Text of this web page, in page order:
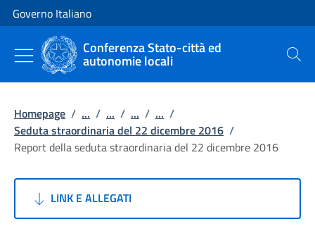
Vai al contenuto
Vai alla navigazione del sito
Governo Italiano
Conferenza Stato-città ed
autonomie locali Cerca
Homepage / ... / ... / ... / ... /
Seduta straordinaria del 22 dicembre 2016 /
Report della seduta straordinaria del 22 dicembre 2016
LINK E ALLEGATI